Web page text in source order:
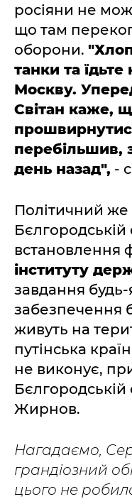
росіяни не
що там
оборони.
танки та
Москву.
Світан каже,
перебільшив,
день назад", -
Політичний же
Бєлгородській
встановлення
інституту
завдання
забезпечення
живуть на
путінська
не виконує,
Бєлгородській
Жирнов.
Нагадаємо,
грандіозний
цього не